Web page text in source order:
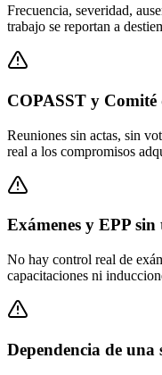
Frecuencia, severidad,
trabajo se reportan a
COPASST y
Reuniones sin actas, sin
real a los compromisos
Exámenes y EPP
No hay control real de
capacitaciones ni
Dependencia de una